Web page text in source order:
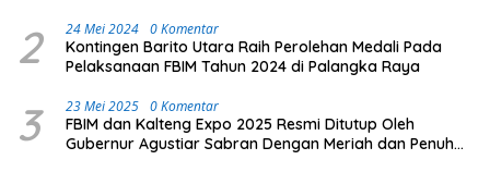
2 24 Mei 2024 0 Komentar
Kontingen Barito Utara Raih Perolehan Medali Pada
Pelaksanaan FBIM Tahun 2024 di Palangka Raya
3 23 Mei 2025 0 Komentar
FBIM dan Kalteng Expo 2025 Resmi Ditutup Oleh
Gubernur Agustiar Sabran Dengan Meriah dan Penuh